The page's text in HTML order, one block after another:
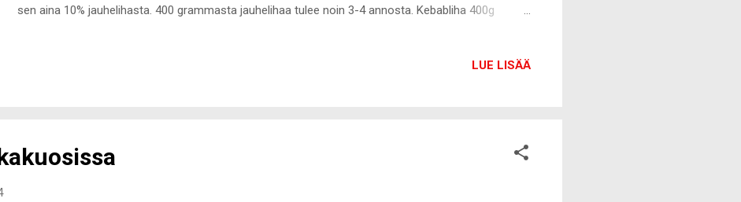
sen aina 10% jauhelihasta. 400 grammasta jauhelihaa tulee noin 3-4 annosta. Kebabliha 400g
tiukasti folioon. Paista lihapötkö uunipellillä 150 asteisessa uunissa noin 2 tuntia. Jos käytätLUE LISÄÄ